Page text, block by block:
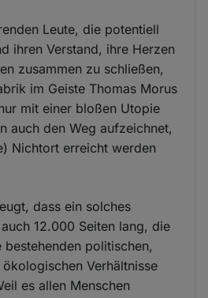
Leute, die potentiell
ihren Verstand, ihre Herzen
zusammen zu schließen,
im Geiste Thomas Morus
mit einer bloßen Utopie
auch den Weg aufzeichnet,
Nichtort erreicht werden
dass ein solches
12.000 Seiten lang, die
politischen,
Verhältnisse
es allen Menschen